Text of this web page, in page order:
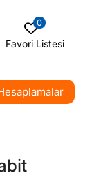
0
Favori Listesi